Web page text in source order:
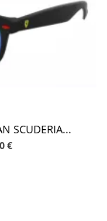
SCUDERIA...
€